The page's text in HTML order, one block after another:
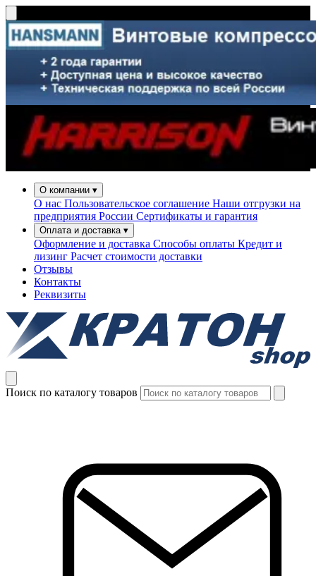
О компании ▾
О нас Пользовательское соглашение Наши отгрузки на
предприятия России Сертификаты и гарантия
Оплата и доставка ▾
Оформление и доставка Способы оплаты Кредит и
лизинг Расчет стоимости доставки
Отзывы
Контакты
Реквизиты
Поиск по каталогу товаров